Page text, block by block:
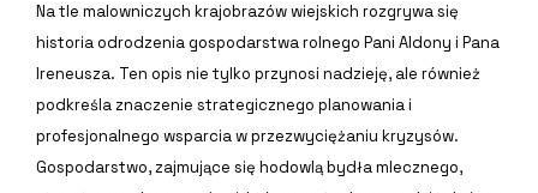
Na tle malowniczych krajobrazów wiejskich rozgrywa się
historia odrodzenia gospodarstwa rolnego Pani Aldony i Pana
Ireneusza. Ten opis nie tylko przynosi nadzieję, ale również
podkreśla znaczenie strategicznego planowania i
profesjonalnego wsparcia w przezwyciężaniu kryzysów.
Gospodarstwo, zajmujące się hodowlą bydła mlecznego,